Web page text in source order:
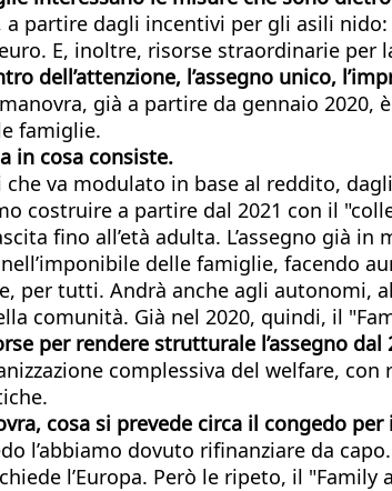
a partire dagli incentivi per gli asili
E, inoltre, risorse straordinarie
dell’attenzione, l’assegno unico,
già a partire da gennaio
famiglie.
in cosa consiste.
va modulato in base al reddito,
costruire a partire dal 2021 con il
fino all’età adulta. L’assegno già
delle famiglie, facendo
per tutti. Andrà anche agli autonomi,
comunità. Già nel 2020, quindi, il
per rendere strutturale l’assegno dal
complessiva del welfare,
cosa si prevede circa il congedo per
l’abbiamo dovuto rifinanziare da
l’Europa. Però le ripeto, il